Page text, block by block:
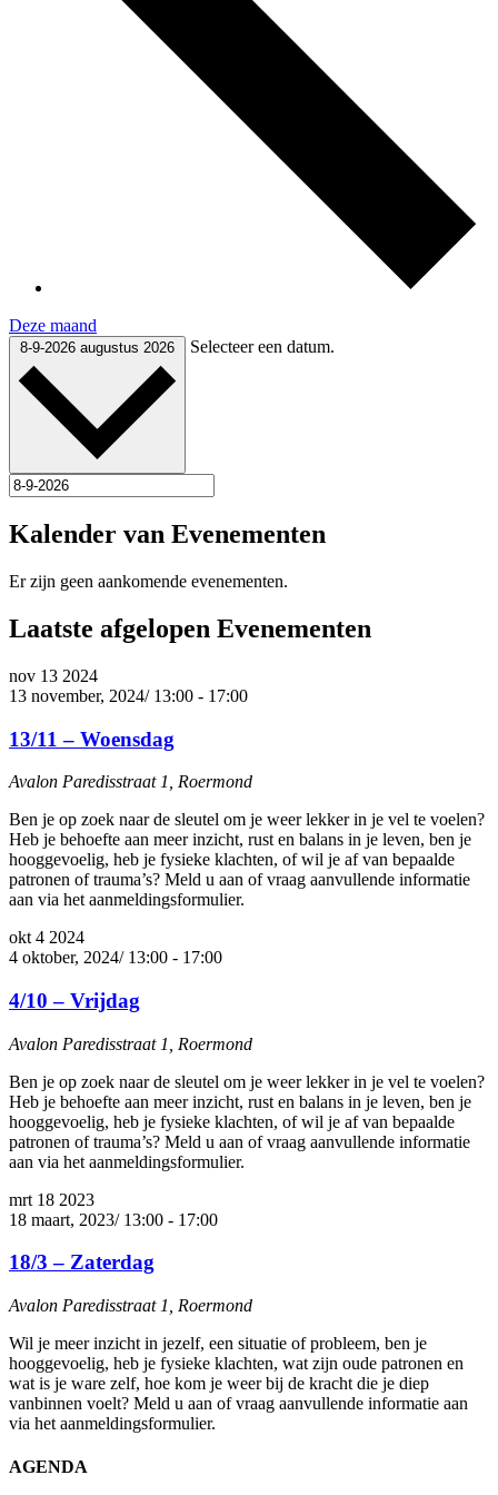
Deze maand
8-9-2026 augustus 2026 Selecteer een datum.
Kalender van Evenementen
Er zijn geen aankomende evenementen.
Laatste afgelopen Evenementen
nov 13 2024
13 november, 2024/ 13:00 - 17:00
13/11 – Woensdag
Avalon Paredisstraat 1, Roermond
Ben je op zoek naar de sleutel om je weer lekker in je vel te voelen?
Heb je behoefte aan meer inzicht, rust en balans in je leven, ben je
hooggevoelig, heb je fysieke klachten, of wil je af van bepaalde
patronen of trauma’s? Meld u aan of vraag aanvullende informatie
aan via het aanmeldingsformulier.
okt 4 2024
4 oktober, 2024/ 13:00 - 17:00
4/10 – Vrijdag
Avalon Paredisstraat 1, Roermond
Ben je op zoek naar de sleutel om je weer lekker in je vel te voelen?
Heb je behoefte aan meer inzicht, rust en balans in je leven, ben je
hooggevoelig, heb je fysieke klachten, of wil je af van bepaalde
patronen of trauma’s? Meld u aan of vraag aanvullende informatie
aan via het aanmeldingsformulier.
mrt 18 2023
18 maart, 2023/ 13:00 - 17:00
18/3 – Zaterdag
Avalon Paredisstraat 1, Roermond
Wil je meer inzicht in jezelf, een situatie of probleem, ben je
hooggevoelig, heb je fysieke klachten, wat zijn oude patronen en
wat is je ware zelf, hoe kom je weer bij de kracht die je diep
vanbinnen voelt? Meld u aan of vraag aanvullende informatie aan
via het aanmeldingsformulier.
AGENDA